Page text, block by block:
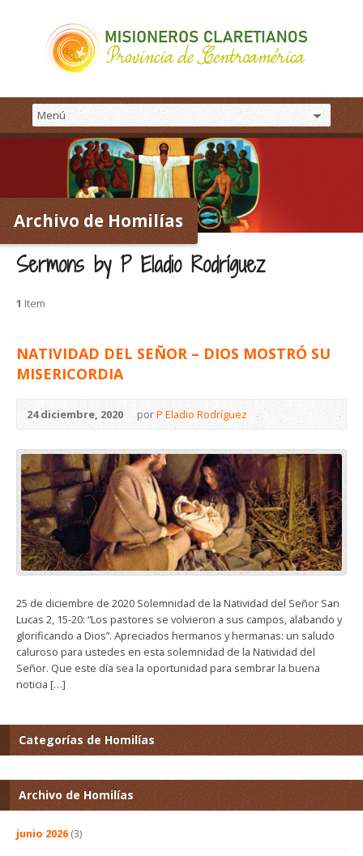
Archivo de Homilías
Sermons by P Eladio Rodríguez
1 Item
NATIVIDAD DEL SEÑOR – DIOS MOSTRÓ SU
MISERICORDIA
24 diciembre, 2020 porP Eladio Rodríguez
25 de diciembre de 2020 Solemnidad de la Natividad del Señor San
Lucas 2, 15-20: “Los pastores se volvieron a sus campos, alabando y
glorificando a Dios”. Apreciados hermanos y hermanas: un saludo
caluroso para ustedes en esta solemnidad de la Natividad del
Señor. Que este día sea la oportunidad para sembrar la buena
noticia […]
Categorías de Homilías
Archivo de Homilías
junio 2026 (3)